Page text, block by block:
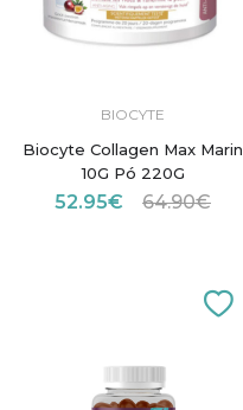
BIOCYTE
Biocyte Collagen Max Marin
10G Pó 220G
52.95€ 64.90€